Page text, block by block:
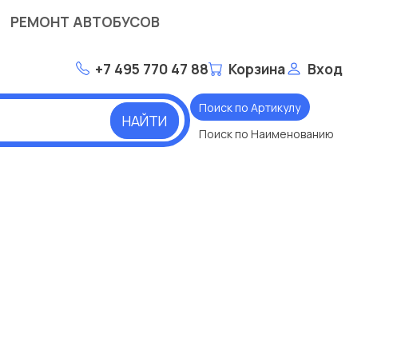
РЕМОНТ АВТОБУСОВ
+7 495 770 47 88 Корзина Вход
НАЙТИ
Поиск по Артикулу
Поиск по Наименованию